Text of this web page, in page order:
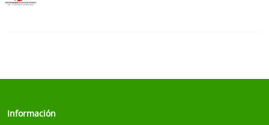
Información